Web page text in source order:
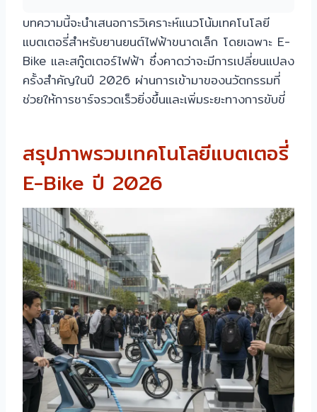
บทความนี้จะนำเสนอการวิเคราะห์แนวโน้มเทคโนโลยี
แบตเตอรี่สำหรับยานยนต์ไฟฟ้าขนาดเล็ก โดยเฉพาะ E-
Bike และสกู๊ตเตอร์ไฟฟ้า ซึ่งคาดว่าจะมีการเปลี่ยนแปลง
ครั้งสำคัญในปี 2026 ผ่านการเข้ามาของนวัตกรรมที่
ช่วยให้การชาร์จรวดเร็วยิ่งขึ้นและเพิ่มระยะทางการขับขี่
สรุปภาพรวมเทคโนโลยีแบตเตอรี่
E-Bike ปี 2026